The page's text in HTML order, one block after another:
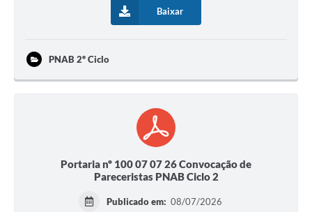
Baixar
PNAB 2º Ciclo
Portaria nº 100 07 07 26 Convocação de
Pareceristas PNAB Ciclo 2
Publicado em: 08/07/2026